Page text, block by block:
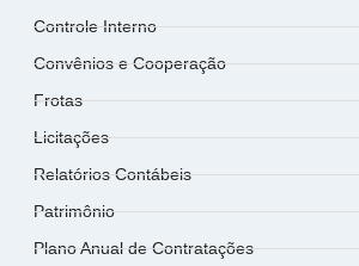
Controle Interno
Convênios e Cooperação
Frotas
Licitações
Relatórios Contábeis
Patrimônio
Plano Anual de Contratações